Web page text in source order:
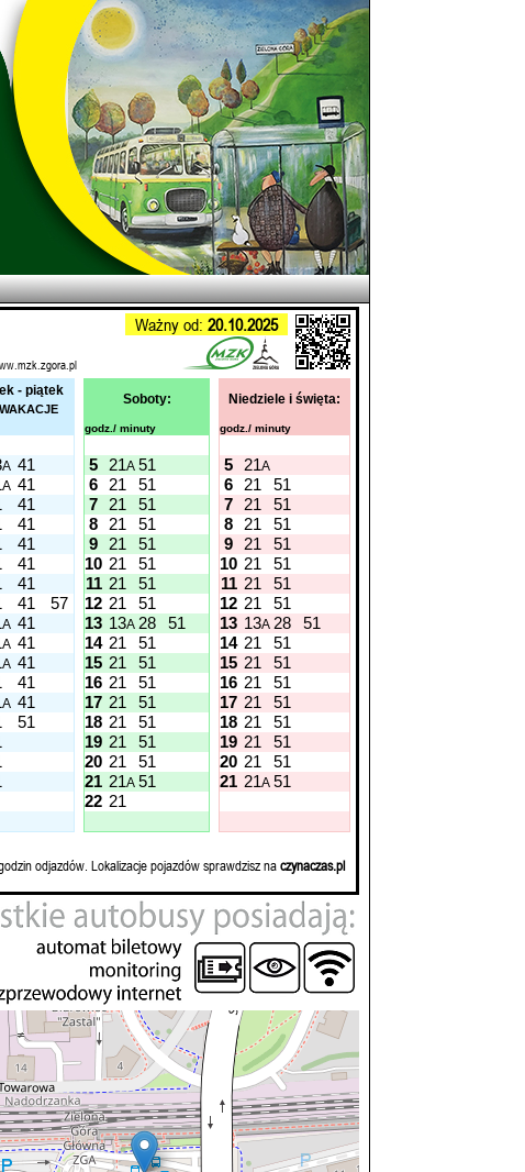
Ważny od: 20.10.2025
- piątek
Soboty: Niedziele i święta:
godz./ minuty godz./ minuty
A 41 5 21A 51 5 21A
A 41 6 21 51 6 21
51
41 7 21 51 7 21
51
41 8 21 51 8 21
51
41 9 21 51 9 21
51
41 10 21 51 10 21
51
41 11 21 51 11 21
51
41 57 12 21 51 12 21
51
A 41 13 13A 28 51 13 13A 28
51
A 41 14 21 51 14 21
51
A 41 15 21 51 15 21
51
41 16 21 51 16 21
51
A 41 17 21 51 17 21
51
51 18 21 51 18 21
51
19 21 51 19 21
51
20 21 51 20 21
51
21 21A 51 21 21A 51
22 21
odjazdów. Lokalizacje pojazdów sprawdzisz naczynaczas.pl